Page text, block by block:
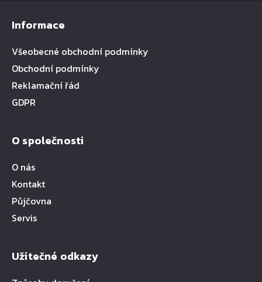
Informace
Všeobecné obchodní podmínky
Obchodní podmínky
Reklamační řád
GDPR
O společnosti
O nás
Kontakt
Půjčovna
Servis
Užitečné odkazy